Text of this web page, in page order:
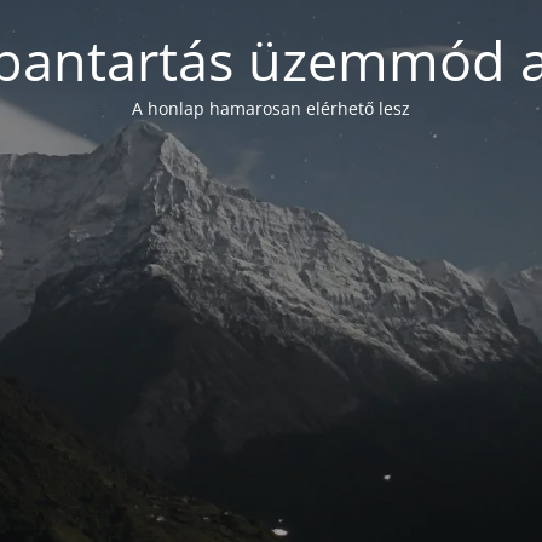
üzemmód
A honlap hamarosan elérhető lesz